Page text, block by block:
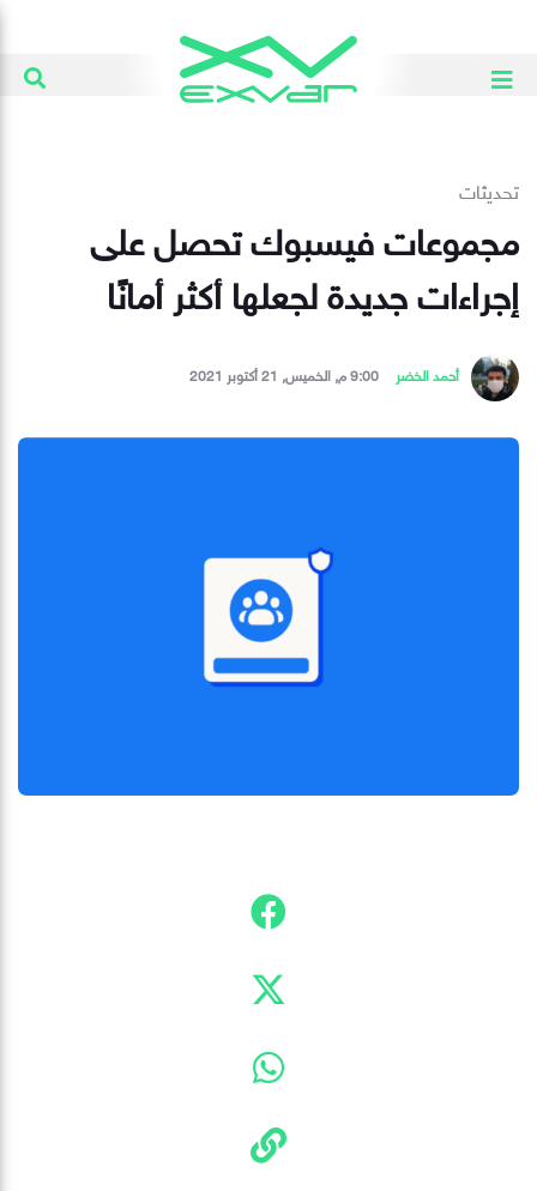
تحديثات
مجموعات فيسبوك تحصل على
إجراءات جديدة لجعلها أكثر أمانًا
أحمد الخضر 9:00 م, الخميس, 21 أكتوبر 2021